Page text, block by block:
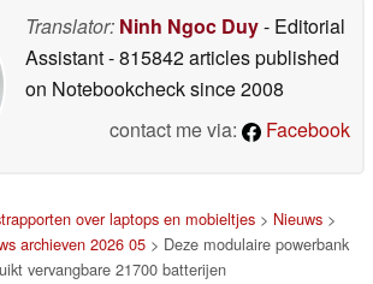
Translator: Ninh Ngoc Duy- Editorial
Assistant- 815842 articles published
on Notebookchecksince 2008
contact me via:
Facebook
over laptops en mobieltjes> Nieuws>
archieven 2026 05 > Deze modulaire powerbank
vervangbare 21700 batterijen